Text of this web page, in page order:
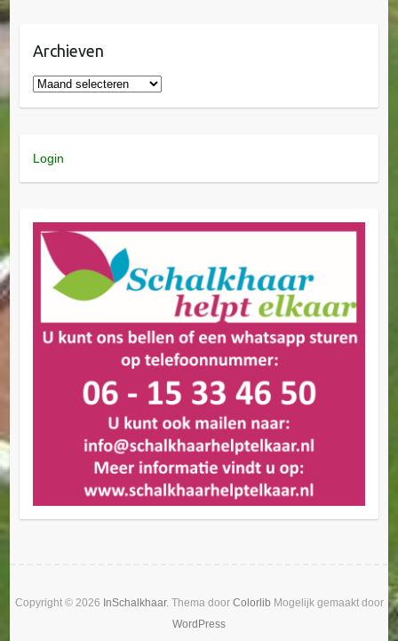
Archieven
Login
Copyright © 2026 InSchalkhaar. Thema door Colorlib Mogelijk gemaakt door
WordPress